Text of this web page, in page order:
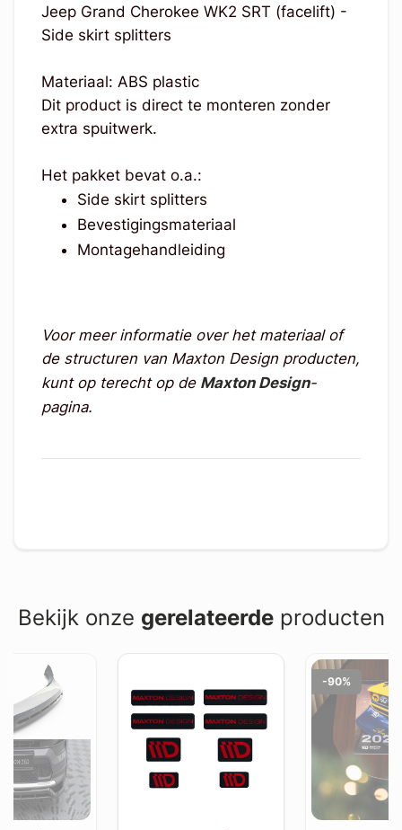
Jeep Grand Cherokee WK2 SRT (facelift) -
Side skirt splitters
Materiaal: ABS plastic
Dit product is direct te monteren zonder
extra spuitwerk.
Het pakket bevat o.a.:
Side skirt splitters
Bevestigingsmateriaal
Montagehandleiding
Voor meer informatie over het materiaal of
de structuren van Maxton Design producten,
kunt op terecht op de Maxton Design-
pagina.
Bekijk onze gerelateerdeproducten
-90%